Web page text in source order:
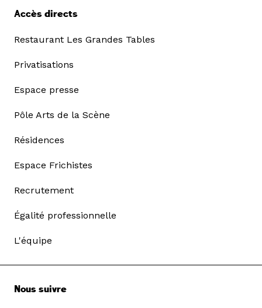
Accès directs
Restaurant Les Grandes Tables
Privatisations
Espace presse
Pôle Arts de la Scène
Résidences
Espace Frichistes
Recrutement
Égalité professionnelle
L'équipe
Nous suivre